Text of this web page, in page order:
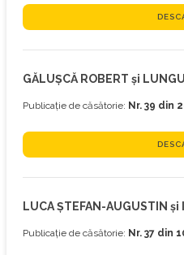
GĂLUȘCĂ ROBERT și
Publicație de căsătorie: Nr. 39 din
LUCA ȘTEFAN-AUGUSTIN
Publicație de căsătorie: Nr. 37 din